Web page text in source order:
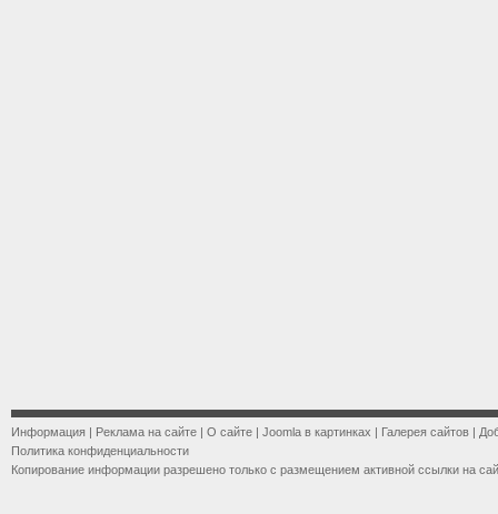
Информация | Реклама на сайте | О сайте | Joomla в картинках | Галерея сайтов |
Политика конфиденциальности
Копирование информации разрешено только с размещением активной ссылки на